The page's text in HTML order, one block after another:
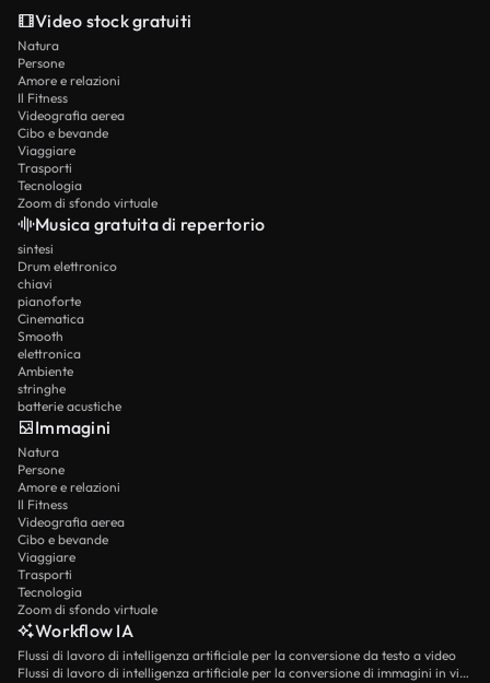
Video stock gratuiti
Natura
Persone
Amore e relazioni
Il Fitness
Videografia aerea
Cibo e bevande
Viaggiare
Trasporti
Tecnologia
Zoom di sfondo virtuale
Musica gratuita di repertorio
sintesi
Drum elettronico
chiavi
pianoforte
Cinematica
Smooth
elettronica
Ambiente
stringhe
batterie acustiche
Immagini
Natura
Persone
Amore e relazioni
Il Fitness
Videografia aerea
Cibo e bevande
Viaggiare
Trasporti
Tecnologia
Zoom di sfondo virtuale
Workflow IA
Flussi di lavoro di intelligenza artificiale per la conversione da testo a video
Flussi di lavoro di intelligenza artificiale per la conversione di immagini in video